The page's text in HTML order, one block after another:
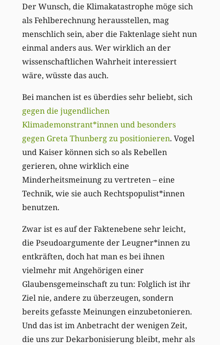
Der Wunsch, die Klimakatastrophe möge sich
als Fehlberechnung herausstellen, mag
menschlich sein, aber die Faktenlage sieht nun
einmal anders aus. Wer wirklich an der
wissenschaftlichen Wahrheit interessiert
wäre, wüsste das auch.
Bei manchen ist es überdies sehr beliebt, sich
gegen die jugendlichen
Klimademonstrant*innen und besonders
gegen Greta Thunberg zu positionieren. Vogel
und Kaiser können sich so als Rebellen
gerieren, ohne wirklich eine
Minderheitsmeinung zu vertreten – eine
Technik, wie sie auch Rechtspopulist*innen
benutzen.
Zwar ist es auf der Faktenebene sehr leicht,
die Pseudoargumente der Leugner*innen zu
entkräften, doch hat man es bei ihnen
vielmehr mit Angehörigen einer
Glaubensgemeinschaft zu tun: Folglich ist ihr
Ziel nie, andere zu überzeugen, sondern
bereits gefasste Meinungen einzubetonieren.
Und das ist im Anbetracht der wenigen Zeit,
die uns zur Dekarbonisierung bleibt, mehr als